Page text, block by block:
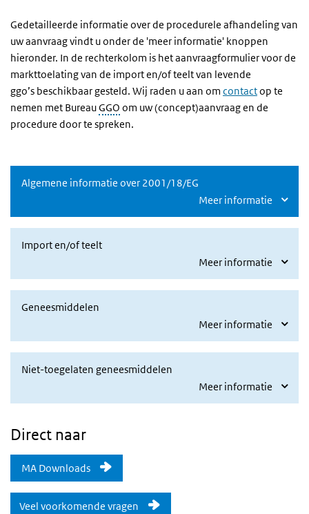
Gedetailleerde informatie over de procedurele afhandeling van
uw aanvraag vindt u onder de 'meer informatie' knoppen
hieronder. In de rechterkolom is het aanvraagformulier voor de
markttoelating van de import en/of teelt van levende
ggo’s beschikbaar gesteld. Wij raden u aan om contactop te
nemen met BureauGGO om uw (concept)aanvraag en de
procedure door te spreken.
Algemene informatie over 2001/18/EG
Meer informatie
Import en/of teelt
Meer informatie
Geneesmiddelen
Meer informatie
Niet-toegelaten geneesmiddelen
Meer informatie
Direct naar
MA Downloads
Veel voorkomende vragen